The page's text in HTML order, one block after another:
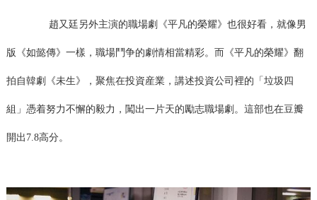
趙又廷另外主演的職場劇《平凡的榮耀》也很好看，就像男
版《如懿傳》一樣，職場鬥争的劇情相當精彩。而《平凡的榮耀》翻
拍自韓劇《未生》，聚焦在投資産業，講述投資公司裡的「垃圾四
組」憑着努力不懈的毅力，闖出一片天的勵志職場劇。這部也在豆瓣
開出7.8高分。